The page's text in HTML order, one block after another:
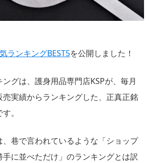
ランキングBEST5を公開しました！
グは、護身用品専門店KSPが、毎月
実績からランキングした、正真正銘
。
巷で言われているような「ショップ
に並べただけ」のランキングとは訳